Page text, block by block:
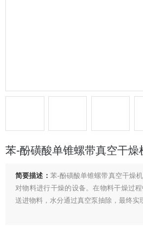
苯-酚磺酸单锥螺带真空干燥
简要描述： 苯-酚磺酸单锥螺带真空干燥
对物料进行干燥的设备。在物料干燥过
送进物料，水分通过真空泵抽除，最终实